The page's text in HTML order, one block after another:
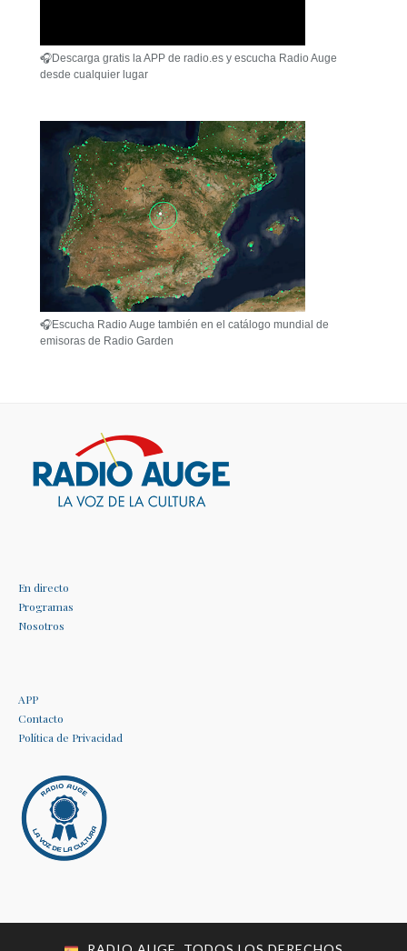
🎧Descarga gratis la APP de radio.es y escucha Radio Auge
desde cualquier lugar
🎧Escucha Radio Auge también en el catálogo mundial de
emisoras de Radio Garden
En directo
Programas
Nosotros
APP
Contacto
Política de Privacidad